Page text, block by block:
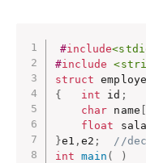
#include
#include
struct
{
int id ;
char name [
float
}e1 , e2 ;
//
int main (
)